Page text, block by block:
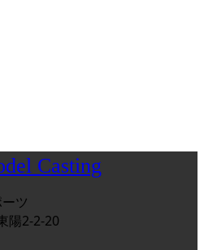
Casting
ツ
陽2-2-20